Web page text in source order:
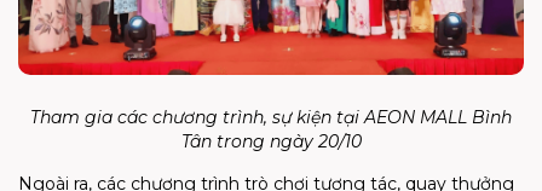
Tham gia các chương trình, sự kiện tại AEON MALL Bình
Tân trong ngày 20/10
Ngoài ra, các chương trình trò chơi tương tác, quay thưởng